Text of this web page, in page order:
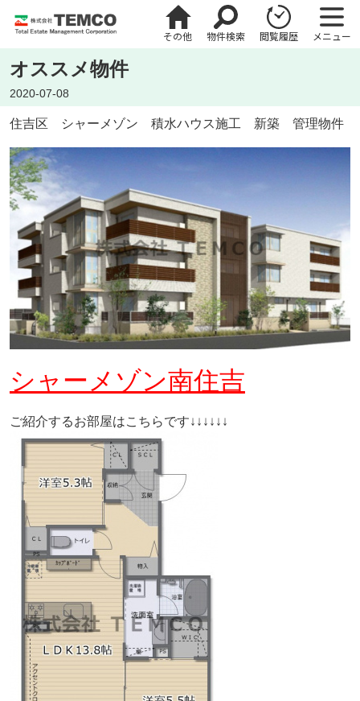
その他 物件検索 閲覧履歴 メニュー
オススメ物件
2020-07-08
住吉区 シャーメゾン 積水ハウス施工 新築 管理物件
シャーメゾン南住吉
ご紹介するお部屋はこちらです↓↓↓↓↓↓